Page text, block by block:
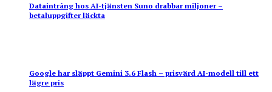
Dataintrång hos AI-tjänsten Suno drabbar miljoner –
betaluppgifter läckta
Google har släppt Gemini 3.6 Flash – prisvärd AI-modell till ett
lägre pris